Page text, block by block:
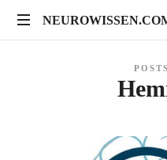
neuropsychologische